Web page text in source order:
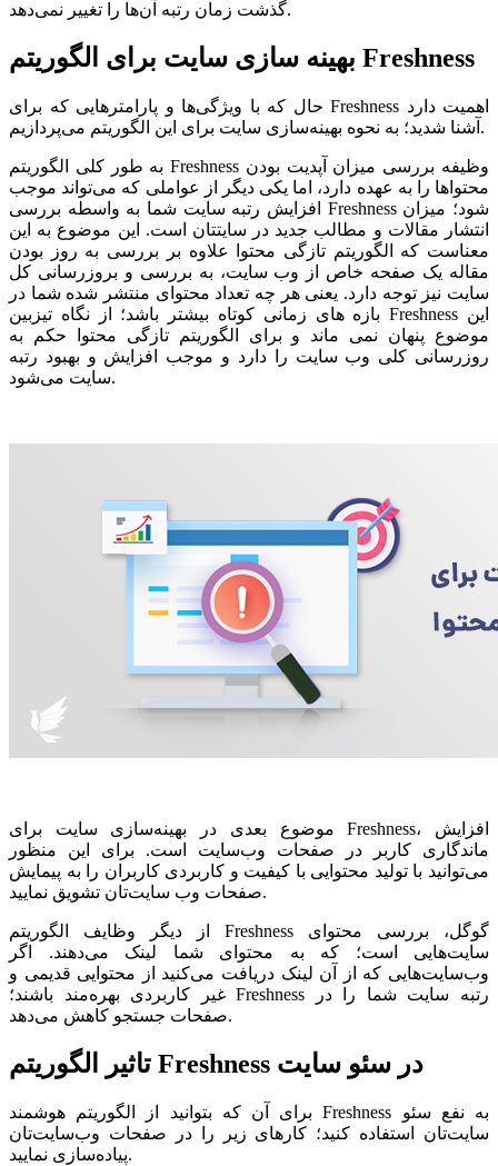
گذشت زمان رتبه آن‌ها را تغییر نمی‌دهد.
بهینه سازی سایت برای الگوریتم Freshness
حال که با ویژگی‌ها و پارامترهایی که برای Freshness اهمیت دارد
آشنا شدید؛ به نحوه بهینه‌سازی سایت برای این الگوریتم می‌پردازیم.
به طور کلی الگوریتم Freshness وظیفه بررسی میزان آپدیت بودن
محتواها را به عهده دارد، اما یکی دیگر از عواملی که می‌تواند موجب
افزایش رتبه سایت شما به واسطه بررسی Freshness شود؛ میزان
انتشار مقالات و مطالب جدید در سایتتان است. این موضوع به این
معناست که الگوریتم تازگی محتوا علاوه بر بررسی به روز بودن
مقاله یک صفحه خاص از وب سایت، به بررسی و بروزرسانی کل
سایت نیز توجه دارد. یعنی هر چه تعداد محتوای منتشر شده شما در
بازه های زمانی کوتاه بیشتر باشد؛ از نگاه تیزبین Freshness این
موضوع پنهان نمی ماند و برای الگوریتم تازگی محتوا حکم به
روزرسانی کلی وب سایت را دارد و موجب افزایش و بهبود رتبه
سایت می‌شود.
موضوع بعدی در بهینه‌سازی سایت برای Freshness، افزایش
ماندگاری کاربر در صفحات وب‌سایت است. برای این منظور
می‌توانید با تولید محتوایی با کیفیت و کاربردی کاربران را به پیمایش
صفحات وب سایت‌تان تشویق نمایید.
از دیگر وظایف الگوریتم Freshness گوگل، بررسی محتوای
سایت‌هایی است؛ که به محتوای شما لینک می‌دهند. اگر
وب‌سایت‌هایی که از آن لینک دریافت می‌کنید از محتوایی قدیمی و
غیر کاربردی بهره‌مند باشند؛ Freshness رتبه سایت شما را در
صفحات جستجو کاهش می‌دهد.
تاثیر الگوریتم Freshness در سئو سایت
برای آن که بتوانید از الگوریتم هوشمند Freshness به نفع سئو
سایت‌تان استفاده کنید؛ کارهای زیر را در صفحات وب‌سایت‌تان
پیاده‌سازی نمایید.